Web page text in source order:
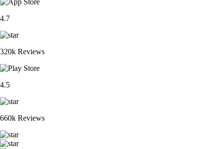
4.7
320k Reviews
4.5
660k Reviews